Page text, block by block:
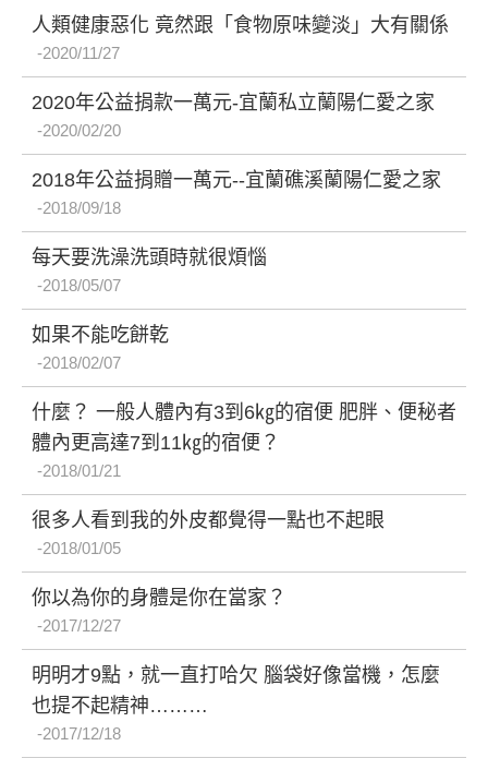
人類健康惡化 竟然跟「食物原味變淡」大有關係
2020/11/27
2020年公益捐款一萬元-宜蘭私立蘭陽仁愛之家
2020/02/20
2018年公益捐贈一萬元--宜蘭礁溪蘭陽仁愛之家
2018/09/18
每天要洗澡洗頭時就很煩惱
2018/05/07
如果不能吃餅乾
2018/02/07
什麼？ 一般人體內有3到6㎏的宿便 肥胖、便秘者
體內更高達7到11㎏的宿便？
2018/01/21
很多人看到我的外皮都覺得一點也不起眼
2018/01/05
你以為你的身體是你在當家？
2017/12/27
明明才9點，就一直打哈欠 腦袋好像當機，怎麼
也提不起精神………
2017/12/18